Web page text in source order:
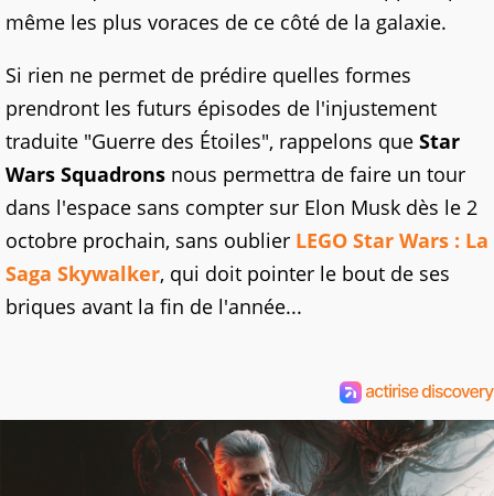
même les plus voraces de ce côté de la galaxie.
Si rien ne permet de prédire quelles formes
prendront les futurs épisodes de l'injustement
traduite "Guerre des Étoiles", rappelons que Star
Wars Squadrons nous permettra de faire un tour
dans l'espace sans compter sur Elon Musk dès le 2
octobre prochain, sans oublier LEGO Star Wars : La
Saga Skywalker, qui doit pointer le bout de ses
briques avant la fin de l'année...